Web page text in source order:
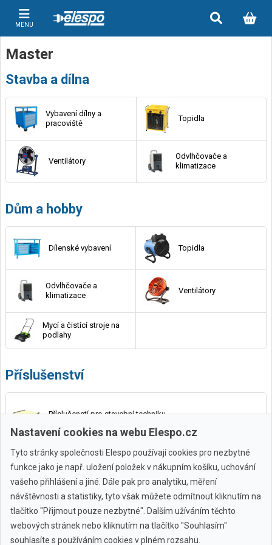
MENU
Master
Stavba a dílna
Vybavení dílny a
pracoviště
Topidla
Ventilátory
Odvlhčovače a
klimatizace
Dům a hobby
Dílenské vybavení Topidla
Odvlhčovače a
klimatizace
Ventilátory
Mycí a čistící stroje na
podlahy
Příslušenství
Příslušenstí pro stavební techniku
Všechny značky
Nastavení cookies na webu Elespo.cz
Tyto stránky společnosti Elespo používají cookies pro nezbytné
funkce jako je např. uložení položek v nákupním košíku, uchování
vašeho přihlášení a jiné. Dále pak pro analytiku, měření
návštěvnosti a statistiky, tyto však můžete odmítnout kliknutím na
tlačítko "Přijmout pouze nezbytné". Dalším užíváním těchto
webových stránek nebo kliknutím na tlačítko "Souhlasím"
souhlasíte s používáním cookies v plném rozsahu.